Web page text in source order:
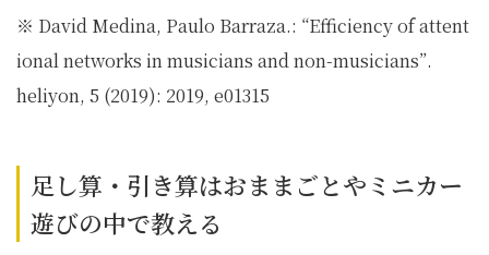
※ David Medina, Paulo Barraza.: “Efficiency of attent
ional networks in musicians and non-musicians”.
heliyon, 5 (2019): 2019, e01315
足し算・引き算はおままごとやミニカー
遊びの中で教える